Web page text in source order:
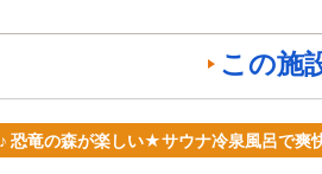
この施
恐竜の森が楽しい★サウナ冷泉風呂で爽